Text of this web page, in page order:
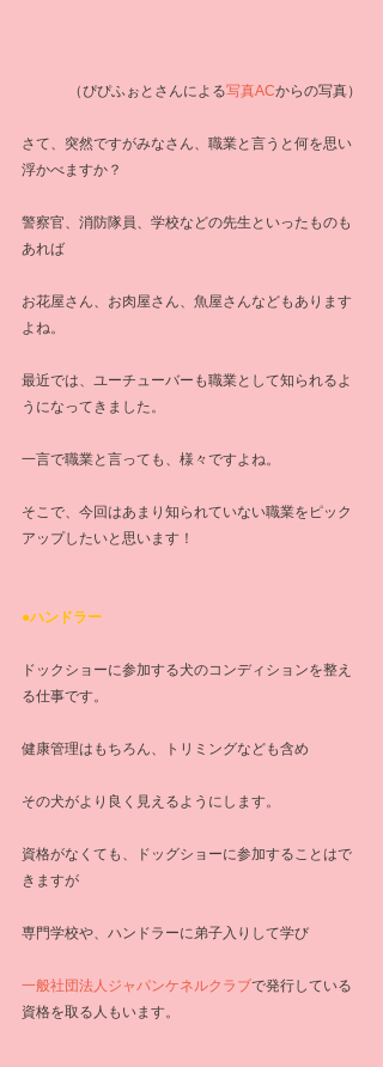
（ぴぴふぉとさんによる写真ACからの写真）
さて、突然ですがみなさん、職業と言うと何を思い
浮かべますか？
警察官、消防隊員、学校などの先生といったものも
あれば
お花屋さん、お肉屋さん、魚屋さんなどもあります
よね。
最近では、ユーチューバーも職業として知られるよ
うになってきました。
一言で職業と言っても、様々ですよね。
そこで、今回はあまり知られていない職業をピック
アップしたいと思います！
●ハンドラー
ドックショーに参加する犬のコンディションを整え
る仕事です。
健康管理はもちろん、トリミングなども含め
その犬がより良く見えるようにします。
資格がなくても、ドッグショーに参加することはで
きますが
専門学校や、ハンドラーに弟子入りして学び
一般社団法人ジャパンケネルクラブで発行している
資格を取る人もいます。